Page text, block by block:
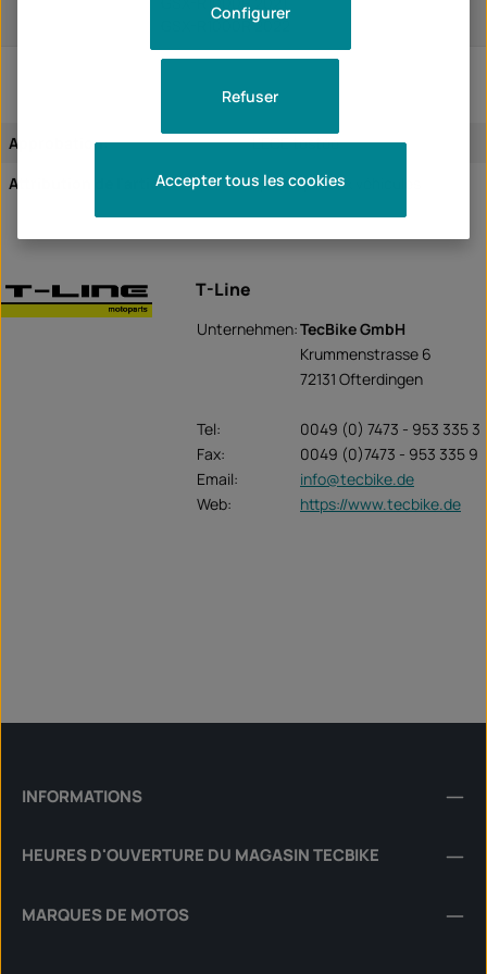
GSX-R1000R 2022
Approbation:
L'ECE testée
Attribution de l'article:
spécifique aux véhicules
T-Line
Unternehmen:TecBike GmbH
Krummenstrasse 6
72131 Ofterdingen
Tel:
0049 (0) 7473 - 953 335 3
Fax:
0049 (0)7473 - 953 335 9
Email:
info@tecbike.de
Web:
https://www.tecbike.de
INFORMATIONS
HEURES D'OUVERTURE DU MAGASIN TECBIKE
MARQUES DE MOTOS
Refuser
Configurer
Accepter tous les cookies